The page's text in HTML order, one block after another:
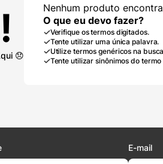
Nenhum produto
O que eu devo fazer?
Verifique os termos digitados.
Tente utilizar uma única palavra.
Utilize termos genéricos na
Tente utilizar sinônimos do
E-mail